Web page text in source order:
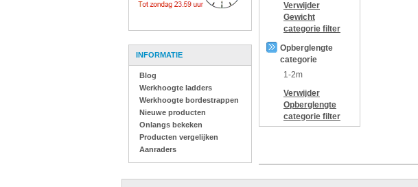
INFORMATIE
Blog
Werkhoogte ladders
Werkhoogte bordestrappen
Nieuwe producten
Onlangs bekeken
Producten vergelijken
Aanraders
Verwijder
Gewicht
categorie filter
Opberglengte
categorie
1-2m
Verwijder
Opberglengte
categorie filter